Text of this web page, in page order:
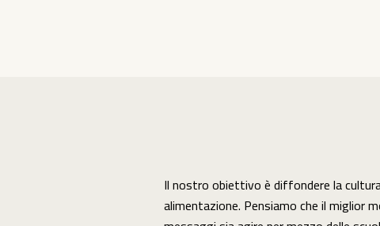
Il nostro obiettivo è diffondere la
alimentazione. Pensiamo che il miglior
strumento di prevenzione, in